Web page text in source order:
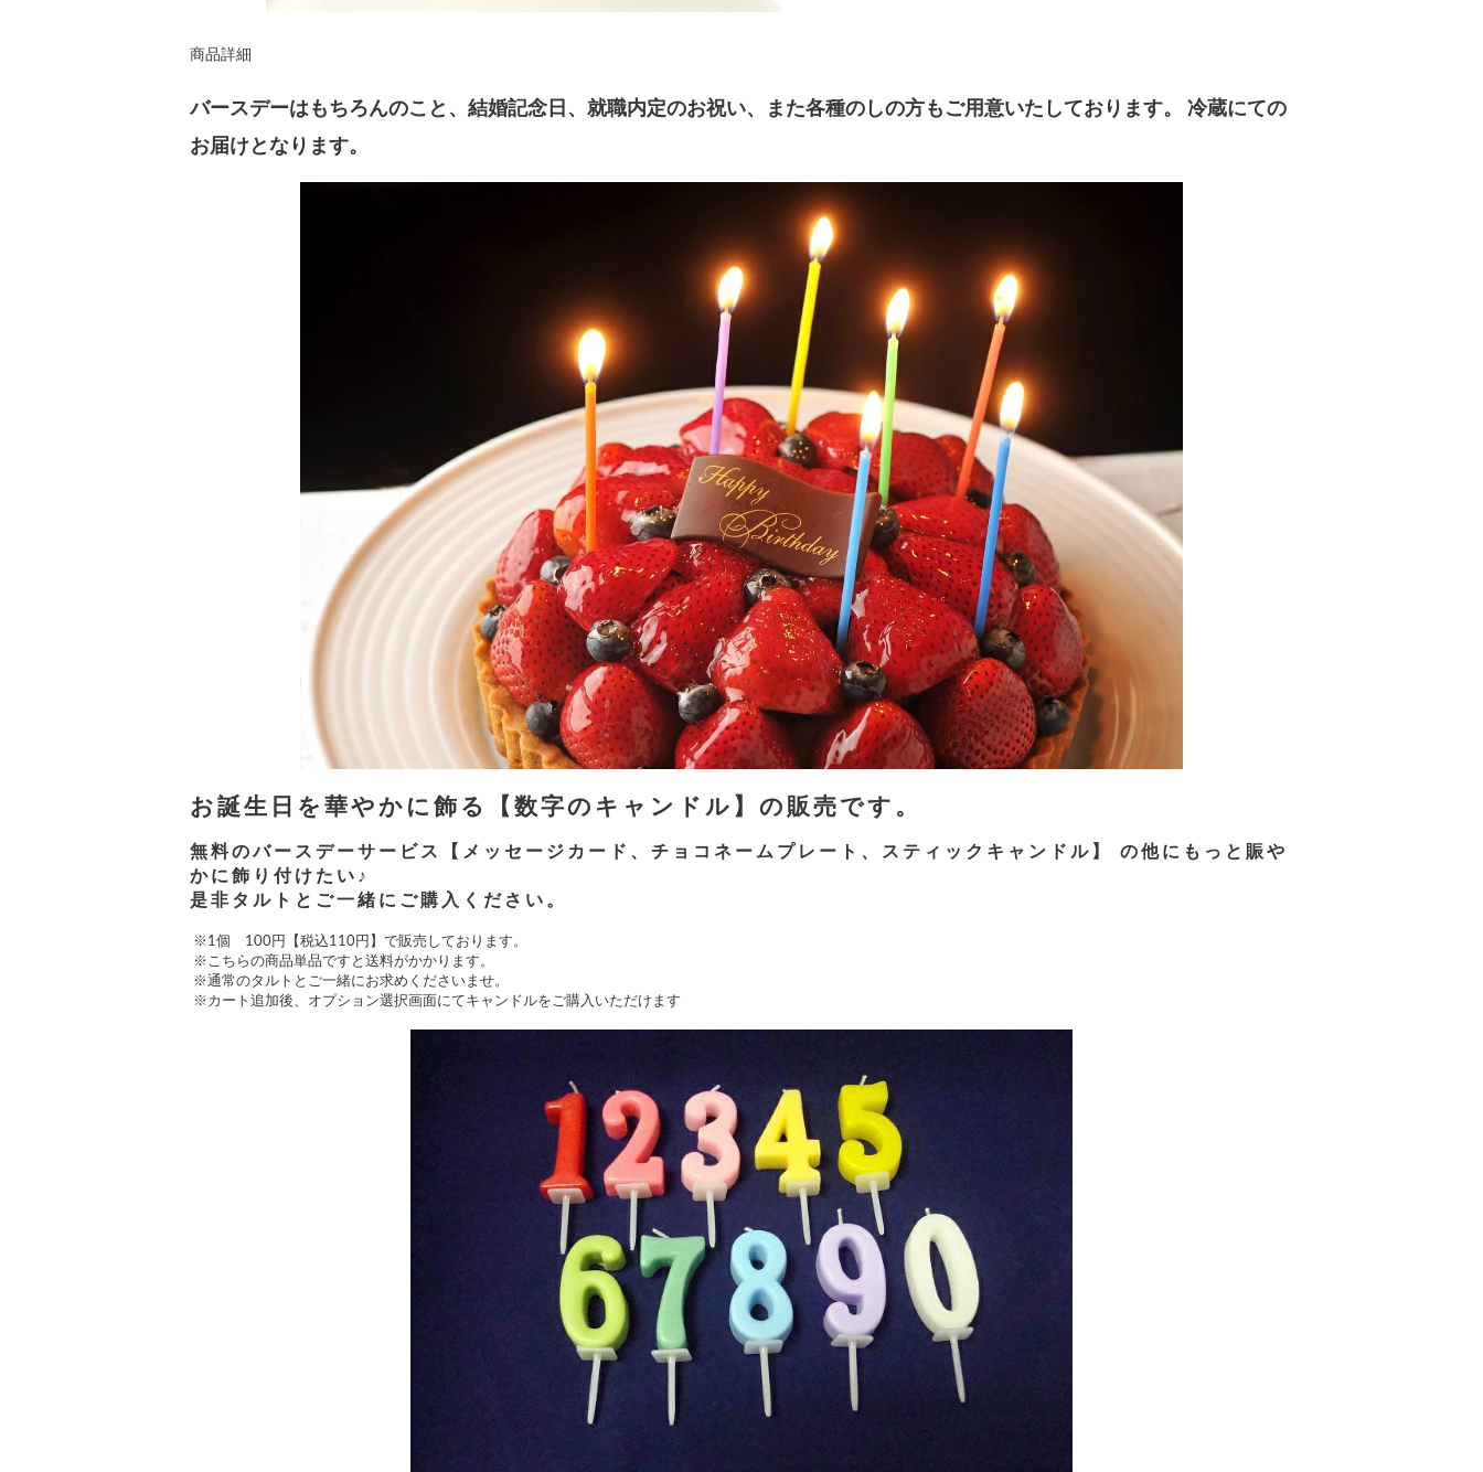
商品詳細
バースデーはもちろんのこと、結婚記念日、就職内定のお祝い、また各種のしの方もご用意いたしております。 冷蔵にての
お届けとなります。
お誕生日を華やかに飾る【数字のキャンドル】の販売です。
無料のバースデーサービス【メッセージカード、チョコネームプレート、スティックキャンドル】 の他にもっと賑や
かに飾り付けたい♪
是非タルトとご一緒にご購入ください。
※1個 100円【税込110円】で販売しております。
※こちらの商品単品ですと送料がかかります。
※通常のタルトとご一緒にお求めくださいませ。
※カート追加後、オプション選択画面にてキャンドルをご購入いただけます